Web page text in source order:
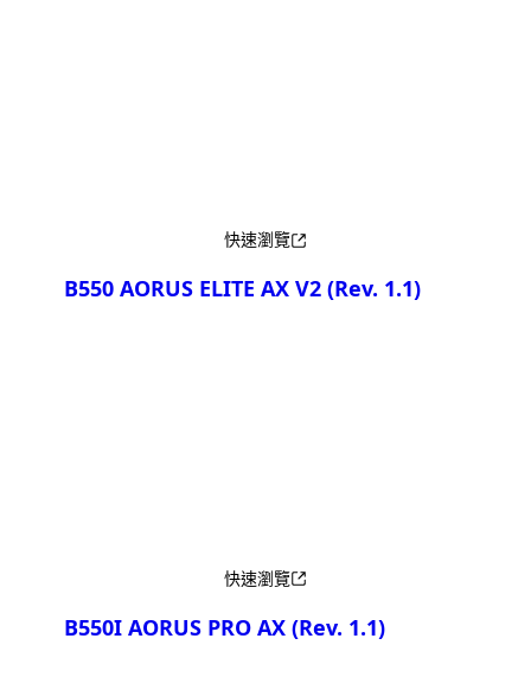
快速瀏覽
B550 AORUS ELITE AX V2 (Rev. 1.1)
快速瀏覽
B550I AORUS PRO AX (Rev. 1.1)